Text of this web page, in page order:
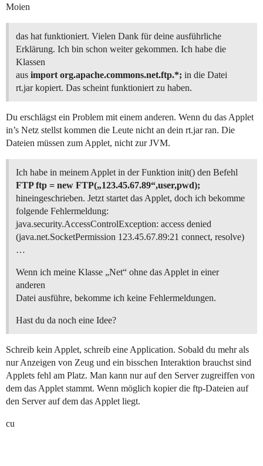
Moien
das hat funktioniert. Vielen Dank für deine ausführliche
Erklärung. Ich bin schon weiter gekommen. Ich habe die
Klassen
aus import org.apache.commons.net.ftp.*; in die Datei
rt.jar kopiert. Das scheint funktioniert zu haben.
Du erschlägst ein Problem mit einem anderen. Wenn du das Applet
in’s Netz stellst kommen die Leute nicht an dein rt.jar ran. Die
Dateien müssen zum Applet, nicht zur JVM.
Ich habe in meinem Applet in der Funktion init() den Befehl
FTP ftp = new FTP(„123.45.67.89“,user,pwd);
hineingeschrieben. Jetzt startet das Applet, doch ich bekomme
folgende Fehlermeldung:
java.security.AccessControlException: access denied
(java.net.SocketPermission 123.45.67.89:21 connect, resolve)
…
Wenn ich meine Klasse „Net“ ohne das Applet in einer
anderen
Datei ausführe, bekomme ich keine Fehlermeldungen.
Hast du da noch eine Idee?
Schreib kein Applet, schreib eine Application. Sobald du mehr als
nur Anzeigen von Zeug und ein bisschen Interaktion brauchst sind
Applets fehl am Platz. Man kann nur auf den Server zugreiffen von
dem das Applet stammt. Wenn möglich kopier die ftp-Dateien auf
den Server auf dem das Applet liegt.
cu